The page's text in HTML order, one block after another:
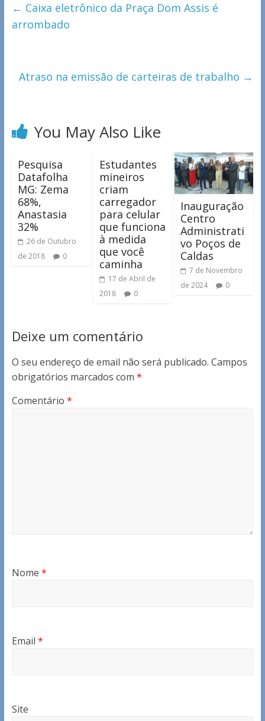
← Caixa eletrônico da Praça Dom Assis é
arrombado
Atraso na emissão de carteiras de trabalho →
You May Also Like
Pesquisa
Datafolha
MG: Zema
68%,
Anastasia
32%
26 de Outubro
de 2018
0
Estudantes
mineiros
criam
carregador
para celular
que funciona
à medida
que você
caminha
17 de Abril de
2018
0
Inauguração
Centro
Administrati
vo Poços de
Caldas
7 de Novembro
de 2024
0
Deixe um comentário
O seu endereço de email não será publicado. Campos
obrigatórios marcados com *
Comentário *
Nome *
Email *
Site